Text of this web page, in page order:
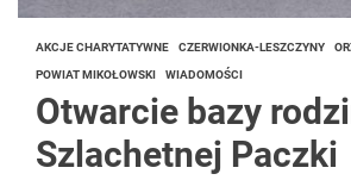
AKCJE CHARYTATYWNE CZERWIONKA-LESZCZYNY
POWIAT MIKOŁOWSKI WIADOMOŚCI
Otwarcie bazy
Szlachetnej Paczki